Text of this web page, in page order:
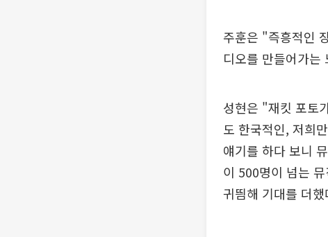
주훈은 "즉흥적인
디오를 만들어가는
성현은 "재킷 포토
도 한국적인, 저희
얘기를 하다 보니
이 500명이 넘는
귀띔해 기대를 더했